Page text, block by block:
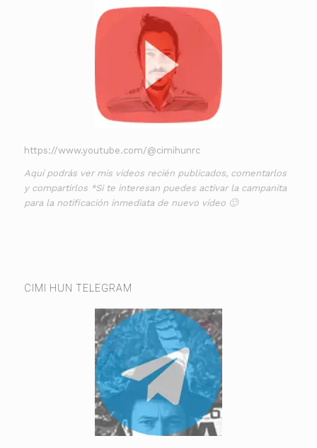
https://www.youtube.com/@cimihunrc
Aquí podrás ver mis videos recién publicados, comentarlos
y compartirlos *Si te interesan puedes activar la campanita
para la notificación inmediata de nuevo vídeo 🙂
CIMI HUN TELEGRAM